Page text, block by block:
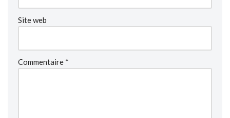
Site web
Commentaire *